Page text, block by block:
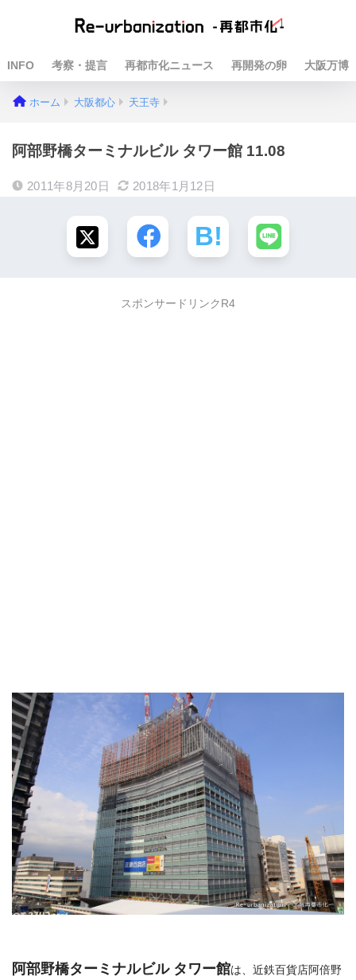
INFO 考察・提言 再都市化ニュース 再開発の卵 大阪万博
ホーム 大阪都心 天王寺
阿部野橋ターミナルビル タワー館 11.08
2011年8月20日 2018年1月12日
スポンサードリンクR4
阿部野橋ターミナルビル タワー館は、近鉄百貨店阿倍野